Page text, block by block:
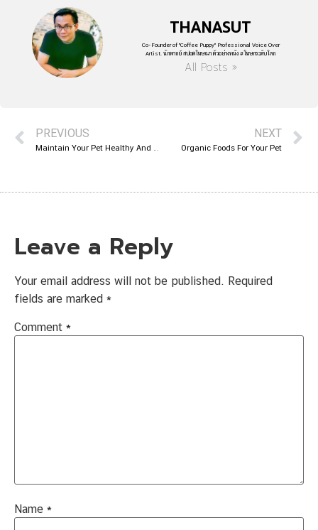
THANASUT
Co-Founder of "Coffee Puppy" Professional Voice Over
Artist. นักพากย์ สปอตโฆษณา ตัวอย่างหนัง #โฆษกระดับโลก
All Posts »
PREVIOUS NEXT
Organic Foods For Your Pet
Leave a Reply
Your email address will not be published. Required
fields are marked *
Comment *
Name *